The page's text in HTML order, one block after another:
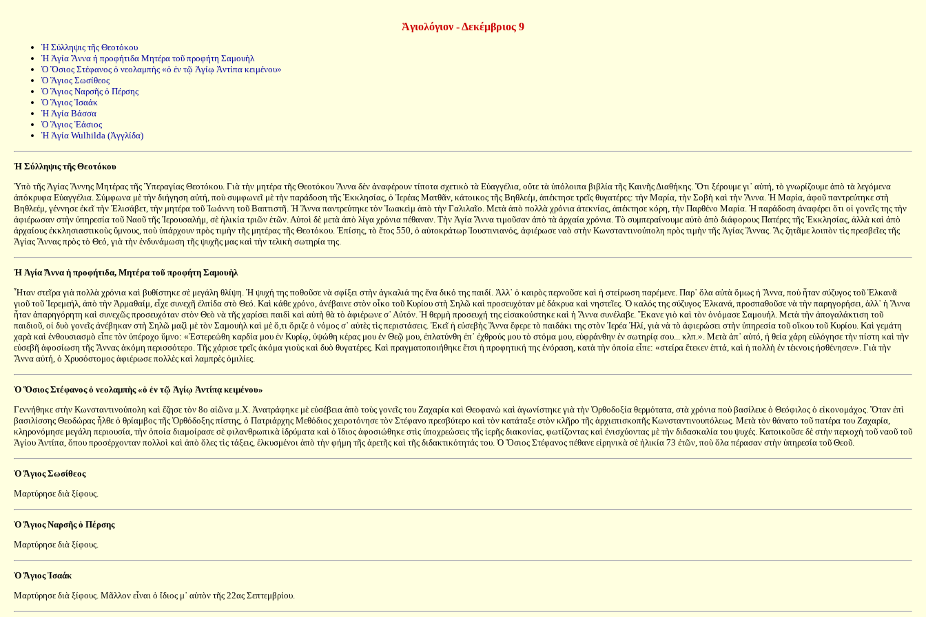
Ἁγιολόγιον - Δεκέμβριος 9
Ἡ Σύλληψις τῆς Θεοτόκου
Ἡ Ἁγία Ἄννα ἡ προφήτιδα Μητέρα τοῦ προφήτη Σαμουὴλ
Ὁ Ὅσιος Στέφανος ὁ νεολαμπὴς «ὁ ἐν τῷ Ἁγίῳ Ἀντίπα κειμένου»
Ὁ Ἅγιος Σωσίθεος
Ὁ Ἅγιος Ναρσῆς ὁ Πέρσης
Ὁ Ἅγιος Ἰσαάκ
Ἡ Ἁγία Βάσσα
Ὁ Ἅγιος Ἐάσιος
Ἡ Ἁγία Wulhilda (Ἀγγλίδα)
Ἡ Σύλληψις τῆς Θεοτόκου
Ὑπὸ τῆς Ἁγίας Ἄννης Μητέρας τῆς Ὑπεραγίας Θεοτόκου. Γιὰ τὴν μητέρα τῆς Θεοτόκου Ἄννα δὲν ἀναφέρουν τίποτα σχετικὸ τὰ Εὐαγγέλια, οὔτε τὰ ὑπόλοιπα βιβλία τῆς Καινῆς Διαθήκης. Ὅτι ξέρουμε γι᾿ αὐτή, τὸ γνωρίζουμε ἀπὸ τὰ λεγόμενα
ἀπόκρυφα Εὐαγγέλια. Σύμφωνα μὲ τὴν διήγηση αὐτή, ποὺ συμφωνεῖ μὲ τὴν παράδοση τῆς Ἐκκλησίας, ὁ Ἱερέας Ματθᾶν, κάτοικος τῆς Βηθλεέμ, ἀπέκτησε τρεῖς θυγατέρες: τὴν Μαρία, τὴν Σοβὴ καὶ τὴν Ἄννα. Ἡ Μαρία, ἀφοῦ παντρεύτηκε στὴ
Βηθλεέμ, γέννησε ἐκεῖ τὴν Ἐλισάβετ, τὴν μητέρα τοῦ Ἰωάννη τοῦ Βαπτιστῆ. Ἡ Ἄννα παντρεύτηκε τὸν Ἰωακεὶμ ἀπὸ τὴν Γαλιλαῖο. Μετὰ ἀπὸ πολλὰ χρόνια ἀτεκνίας, ἀπέκτησε κόρη, τὴν Παρθένο Μαρία. Ἡ παράδοση ἀναφέρει ὅτι οἱ γονεῖς της τὴν
ἀφιέρωσαν στὴν ὑπηρεσία τοῦ Ναοῦ τῆς Ἱερουσαλήμ, σὲ ἡλικία τριῶν ἐτῶν. Αὐτοὶ δὲ μετὰ ἀπὸ λίγα χρόνια πέθαναν. Τὴν Ἁγία Ἄννα τιμοῦσαν ἀπὸ τὰ ἀρχαία χρόνια. Τὸ συμπεραίνουμε αὐτὸ ἀπὸ διάφορους Πατέρες τῆς Ἐκκλησίας, ἀλλὰ καὶ ἀπὸ
ἀρχαίους ἐκκλησιαστικοὺς ὕμνους, ποὺ ὑπάρχουν πρὸς τιμὴν τῆς μητέρας τῆς Θεοτόκου. Ἐπίσης, τὸ ἔτος 550, ὁ αὐτοκράτωρ Ἰουστινιανός, ἀφιέρωσε ναὸ στὴν Κωνσταντινούπολη πρὸς τιμὴν τῆς Ἁγίας Ἄννας. Ἂς ζητᾶμε λοιπὸν τὶς πρεσβεῖες τῆς
Ἁγίας Ἄννας πρὸς τὸ Θεό, γιὰ τὴν ἐνδυνάμωση τῆς ψυχῆς μας καὶ τὴν τελικὴ σωτηρία της.
Ἡ Ἁγία Ἄννα ἡ προφήτιδα, Μητέρα τοῦ προφήτη Σαμουὴλ
Ἦταν στεῖρα γιὰ πολλὰ χρόνια καὶ βυθίστηκε σὲ μεγάλη θλίψη. Ἡ ψυχή της ποθοῦσε νὰ σφίξει στὴν ἀγκαλιά της ἕνα δικό της παιδί. Ἀλλ᾿ ὁ καιρὸς περνοῦσε καὶ ἡ στείρωση παρέμενε. Παρ᾿ ὅλα αὐτὰ ὅμως ἡ Ἄννα, ποὺ ἦταν σύζυγος τοῦ Ἐλκανᾶ
γιοῦ τοῦ Ἱερεμεήλ, ἀπὸ τὴν Ἀρμαθαίμ, εἶχε συνεχῆ ἐλπίδα στὸ Θεό. Καὶ κάθε χρόνο, ἀνέβαινε στὸν οἶκο τοῦ Κυρίου στὴ Σηλῶ καὶ προσευχόταν μὲ δάκρυα καὶ νηστεῖες. Ὁ καλός της σύζυγος Ἐλκανά, προσπαθοῦσε νὰ τὴν παρηγορήσει, ἀλλ᾿ ἡ Ἄννα
ἦταν ἀπαρηγόρητη καὶ συνεχῶς προσευχόταν στὸν Θεὸ νὰ τῆς χαρίσει παιδὶ καὶ αὐτὴ θὰ τὸ ἀφιέρωνε σ᾿ Αὐτόν. Ἡ θερμὴ προσευχή της εἰσακούστηκε καὶ ἡ Ἄννα συνέλαβε. Ἔκανε γιὸ καὶ τὸν ὀνόμασε Σαμουήλ. Μετὰ τὴν ἀπογαλάκτιση τοῦ
παιδιοῦ, οἱ δυὸ γονεῖς ἀνέβηκαν στὴ Σηλῶ μαζὶ μὲ τὸν Σαμουὴλ καὶ μὲ ὅ,τι ὅριζε ὁ νόμος σ᾿ αὐτὲς τὶς περιστάσεις. Ἐκεῖ ἡ εὐσεβὴς Ἄννα ἔφερε τὸ παιδάκι της στὸν Ἱερέα Ἠλί, γιὰ νὰ τὸ ἀφιερώσει στὴν ὑπηρεσία τοῦ οἴκου τοῦ Κυρίου. Καὶ γεμάτη
χαρὰ καὶ ἐνθουσιασμὸ εἶπε τὸν ὑπέροχο ὕμνο: «Ἐστερεώθη καρδία μου ἐν Κυρίῳ, ὑψώθη κέρας μου ἐν Θεῷ μου, ἐπλατύνθη ἐπ᾿ ἐχθρούς μου τὸ στόμα μου, εὐφράνθην ἐν σωτηρίᾳ σου... κλπ.». Μετὰ ἀπ᾿ αὐτό, ἡ θεία χάρη εὐλόγησε τὴν πίστη καὶ τὴν
εὐσεβῆ ἀφοσίωση τῆς Ἄννας ἀκόμη περισσότερο. Τῆς χάρισε τρεῖς ἀκόμα γιοὺς καὶ δυὸ θυγατέρες. Καὶ πραγματοποιήθηκε ἔτσι ἡ προφητική της ἐνόραση, κατὰ τὴν ὁποία εἶπε: «στείρα ἔτεκεν ἑπτά, καὶ ἡ πολλὴ ἐν τέκνοις ἠσθένησεν». Γιὰ τὴν
Ἄννα αὐτή, ὁ Χρυσόστομος ἀφιέρωσε πολλὲς καὶ λαμπρὲς ὁμιλίες.
Ὁ Ὅσιος Στέφανος ὁ νεολαμπὴς «ὁ ἐν τῷ Ἁγίῳ Ἀντίπᾳ κειμένου»
Γεννήθηκε στὴν Κωνσταντινούπολη καὶ ἔζησε τὸν 8ο αἰῶνα μ.Χ. Ἀνατράφηκε μὲ εὐσέβεια ἀπὸ τοὺς γονεῖς του Ζαχαρία καὶ Θεοφανὼ καὶ ἀγωνίστηκε γιὰ τὴν Ὀρθοδοξία θερμότατα, στὰ χρόνια ποὺ βασίλευε ὁ Θεόφιλος ὁ εἰκονομάχος. Ὅταν ἐπὶ
βασιλίσσης Θεοδώρας ἦλθε ὁ θρίαμβος τῆς Ὀρθόδοξης πίστης, ὁ Πατριάρχης Μεθόδιος χειροτόνησε τὸν Στέφανο πρεσβύτερο καὶ τὸν κατάταξε στὸν κλῆρο τῆς ἀρχιεπισκοπῆς Κωνσταντινουπόλεως. Μετὰ τὸν θάνατο τοῦ πατέρα του Ζαχαρία,
κληρονόμησε μεγάλη περιουσία, τὴν ὁποία διαμοίρασε σὲ φιλανθρωπικὰ ἱδρύματα καὶ ὁ ἴδιος ἀφοσιώθηκε στὶς ὑποχρεώσεις τῆς ἱερῆς διακονίας, φωτίζοντας καὶ ἐνισχύοντας μὲ τὴν διδασκαλία του ψυχές. Κατοικοῦσε δὲ στὴν περιοχὴ τοῦ ναοῦ τοῦ
Ἁγίου Ἀντίπα, ὅπου προσέρχονταν πολλοὶ καὶ ἀπὸ ὅλες τὶς τάξεις, ἑλκυσμένοι ἀπὸ τὴν φήμη τῆς ἀρετῆς καὶ τῆς διδακτικότητάς του. Ὁ Ὅσιος Στέφανος πέθανε εἰρηνικὰ σὲ ἡλικία 73 ἐτῶν, ποὺ ὅλα πέρασαν στὴν ὑπηρεσία τοῦ Θεοῦ.
Ὁ Ἅγιος Σωσίθεος
Μαρτύρησε διὰ ξίφους.
Ὁ Ἅγιος Ναρσῆς ὁ Πέρσης
Μαρτύρησε διὰ ξίφους.
Ὁ Ἅγιος Ἰσαάκ
Μαρτύρησε διὰ ξίφους. Μᾶλλον εἶναι ὁ ἴδιος μ᾿ αὐτὸν τῆς 22ας Σεπτεμβρίου.